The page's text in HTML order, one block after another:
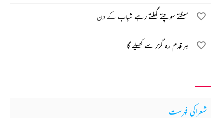
سلگتے سوچتے گھلتے رہے شباب کے دن
ہر قدم رہ گزر سے کھیلے گا
شعراکی فہرست